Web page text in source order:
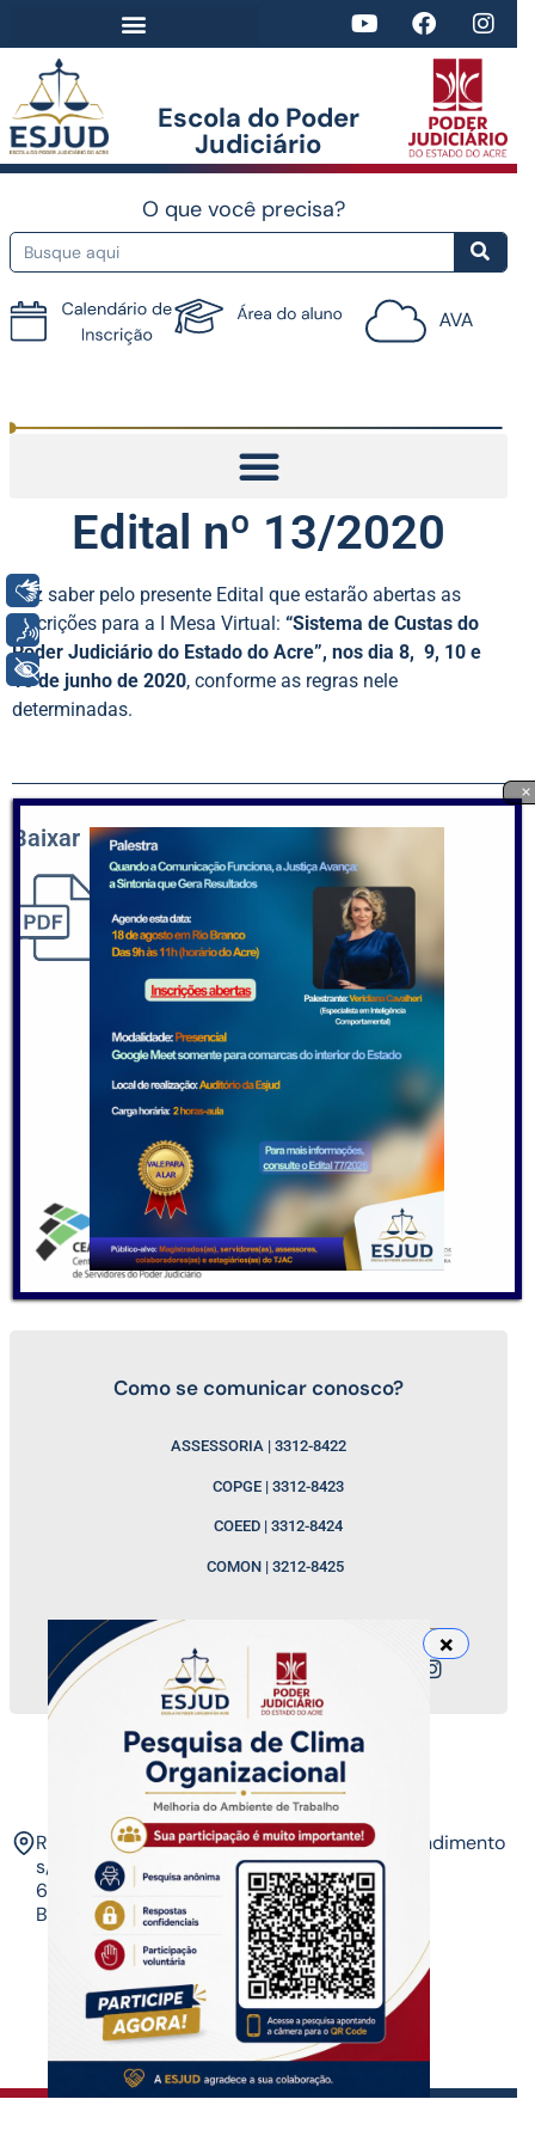
Escola do Poder
Judiciário​
O que você precisa?
Edital nº 13/2020
Faz saber pelo presente Edital que estarão abertas as
inscrições para a I Mesa Virtual: “Sistema de Custas do
Poder Judiciário do Estado do Acre”, nos dia 8, 9, 10 e
16 de junho de 2020, conforme as regras nele
determinadas.
Baixar
Como se comunicar conosco?
ASSESSORIA | 3312-8422
COPGE | 3312-8423
COEED | 3312-8424
COMON | 3212-8425
Nossos canais
ESJUD
Rua Tribunal de Justiça,
s/n. Via Verde.
69.915-631 – Rio
Branco-AC.​
Horário de Atendimento
07 às 14 horas​
Copyrigth ® | Escola do Poder Judiciário
Todos os direitos reservados
×
Libras
Voz
+ Acessibilidade